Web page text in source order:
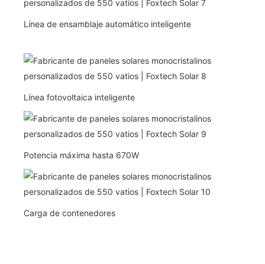
Línea de ensamblaje automático inteligente
Línea fotovoltaica inteligente
Potencia máxima hasta 670W
Carga de contenedores